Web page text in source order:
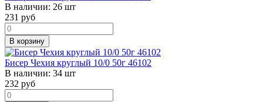
В наличии: 26 шт
231 руб
В корзину
Бисер Чехия круглый 10/0 50г 46102
В наличии: 34 шт
232 руб